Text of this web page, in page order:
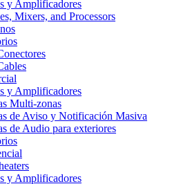
y Amplificadores
Mixers, and Processors
y Amplificadores
Multi-zonas
de Aviso y Notificación Masiva
de Audio para exteriores
y Amplificadores